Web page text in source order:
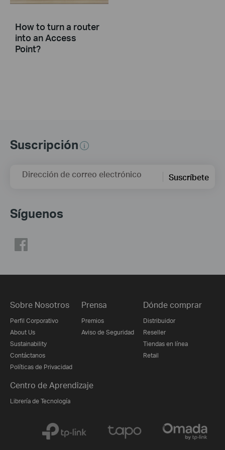
How to turn a router
into an Access
Point?
Suscripción
Dirección de correo electrónico Suscríbete
Síguenos
Sobre Nosotros
Perfil Corporativo
About Us
Sustainability
Contáctanos
Políticas de Privacidad
Prensa
Premios
Aviso de Seguridad
Dónde comprar
Distribuidor
Reseller
Tiendas en línea
Retail
Centro de Aprendizaje
Librería de Tecnología